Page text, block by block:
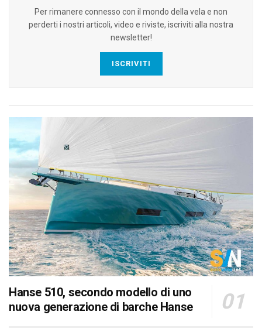
Per rimanere connesso con il mondo della vela e non
perderti i nostri articoli, video e riviste, iscriviti alla nostra
newsletter!
ISCRIVITI
Hanse 510, secondo modello di uno
nuova generazione di barche Hanse